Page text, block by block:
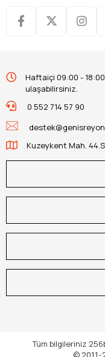
Haftaiçi 09:00 -
ulaşabilirsiniz.
0 552 714 57 90
Kuzeykent Mah.
Tüm bilgileriniz